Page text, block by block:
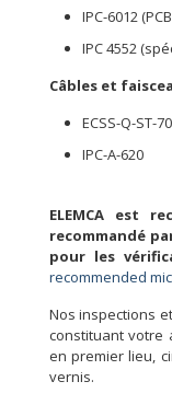
IPC-6012
IPC 4552
Câbles et
ECSS-Q-ST-
IPC-A-620
ELEMCA est
recommandé
pour les
recommended
Nos inspections
constituant votre
en premier lieu,
vernis.